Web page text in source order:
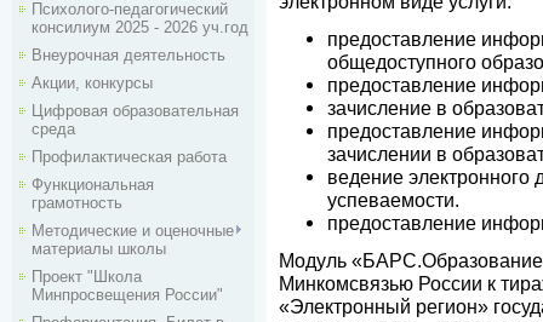
Психолого-педагогический
консилиум 2025 - 2026 уч.год
Внеурочная деятельность
Акции, конкурсы
Цифровая образовательная
среда
Профилактическая работа
Функциональная
грамотность
Методические и оценочные
материалы школы
Проект "Школа
Минпросвещения России"
предоставление
общедоступного
предоставление
зачисление в
предоставление
зачислении в
ведение электронного
успеваемости.
предоставление
Модуль
Минкомсвязью России к
«Электронный регион»